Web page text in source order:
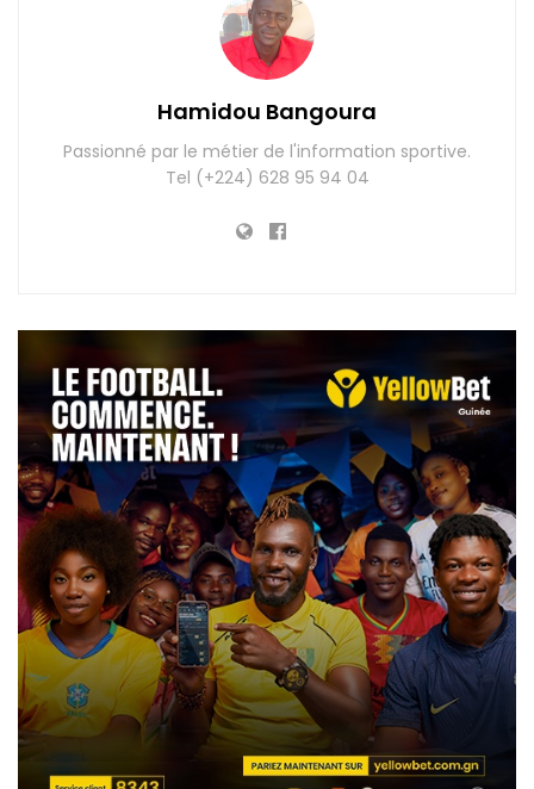
Hamidou Bangoura
Passionné par le métier de l'information sportive.
Tel (+224) 628 95 94 04